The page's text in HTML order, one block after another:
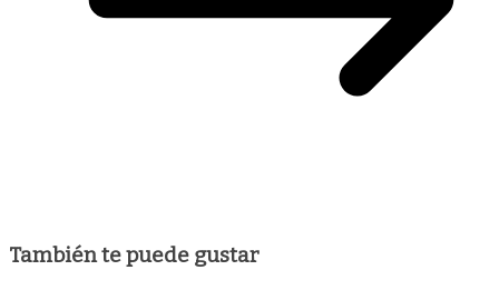
También te puede gustar